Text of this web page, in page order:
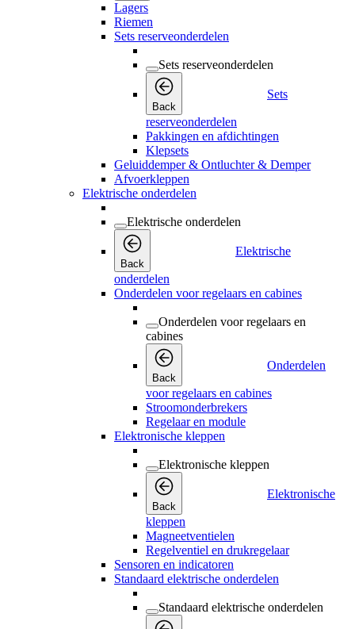
Lagers
Riemen
Sets reserveonderdelen
Sets reserveonderdelen
Back
Sets
reserveonderdelen
Pakkingen en afdichtingen
Klepsets
Geluiddemper & Ontluchter & Demper
Afvoerkleppen
Elektrische onderdelen
Elektrische onderdelen
Back
Elektrische
onderdelen
Onderdelen voor regelaars en cabines
Onderdelen voor regelaars en
cabines
Back
Onderdelen
voor regelaars en cabines
Stroomonderbrekers
Regelaar en module
Elektronische kleppen
Elektronische kleppen
Back
Elektronische
kleppen
Magneetventielen
Regelventiel en drukregelaar
Sensoren en indicatoren
Standaard elektrische onderdelen
Standaard elektrische onderdelen